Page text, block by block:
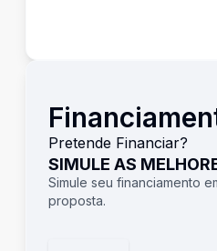
Pretende Financiar?
SIMULE AS
Simule seu financiamento
proposta.